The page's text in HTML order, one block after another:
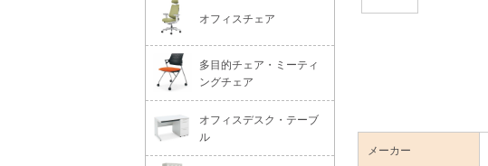
メーカー
オフィスチェア
多目的チェア・ミーティ
ングチェア
オフィスデスク・テーブ
ル